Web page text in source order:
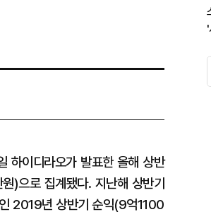
하이디라오가 발표한 올해 상반
)으로 집계됐다. 지난해 상반기
2019년 상반기 순익(9억1100
'